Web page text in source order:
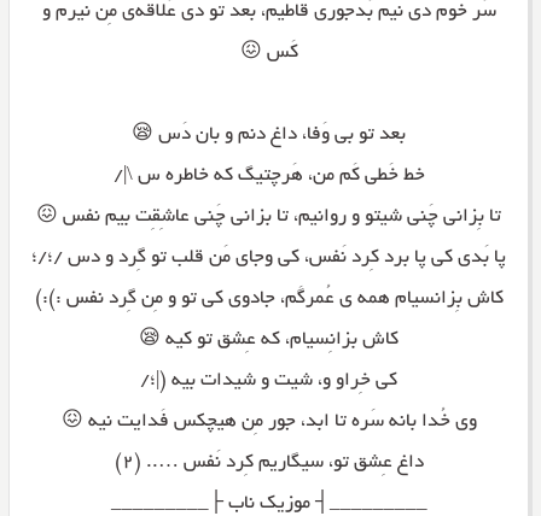
سَر خوم دی نیم بَدجوری قاطیم، بعد تو دی عَلاقه‌ی مِن نیرم و
کَس 😖
بعد تو بی وَفا، داغ دنم و بان دَس 😪
خط خَطی کَم من، هَرچتیگ که خاطره س \|/
تا بِزانی چَنی شیتو و روانیم، تا بزانی چَنی عاشِقِت بیم نفس 😖
پا بَدی کی پا برد کِرد نَفس، کی وجای مَن قلب تو گِرد و دس /؛/؛
کاش بِزانسیام همه ی عُمرگَم، جادوی کی تو و مِن گِرد نفس :):)
کاش بزانِسیام، که عِشق تو کیه 😪
کی خِراو و، شیت و شیدات بیه (|؛/
وی خُدا بانه سَره تا ابد، جور مِن هیچکس فَدایت نیه 😖
داغ عِشق تو، سیگاریم کِرد نَفس ….. (۲)
_________┤ موزیک ناب ├_________